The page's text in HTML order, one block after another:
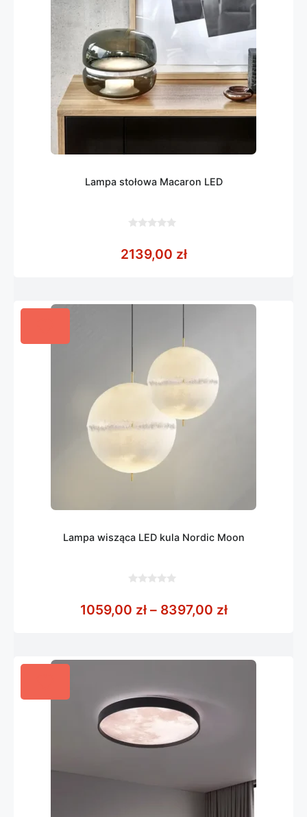
Lampa stołowa Macaron LED
5
2139,00 zł
Lampa wisząca LED kula Nordic Moon
5
1059,00 zł – 8397,00 złZakres cen: